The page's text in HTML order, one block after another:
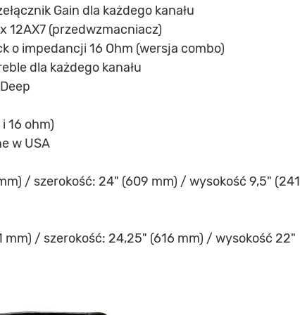
Gain dla każdego kanału
12AX7 (przedwzmacniacz)
o impedancji 16 Ohm (wersja combo)
dla każdego kanału
16 ohm)
w USA
/ szerokość: 24" (609 mm) / wysokość 9,5" (241
mm) / szerokość: 24,25" (616 mm) / wysokość 22"